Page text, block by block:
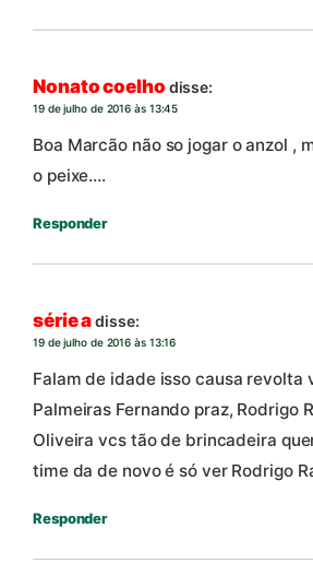
Nonato coelho disse:
19 de julho de 2016 às 13:45
Boa Marcão não so jogar o anzol ,
o peixe….
Responder
série adisse:
19 de julho de 2016 às 13:16
Falam de idade isso causa revolta
Palmeiras Fernando praz, Rodrigo
Oliveira vcs tão de brincadeira
time da de novo é só ver Rodrigo
Responder